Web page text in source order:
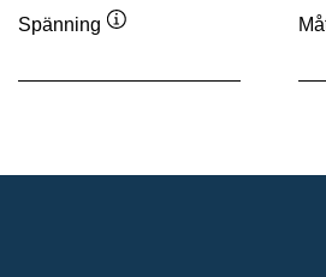
Spänning